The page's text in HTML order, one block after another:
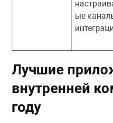
ые
Лучшие
внутренней
году